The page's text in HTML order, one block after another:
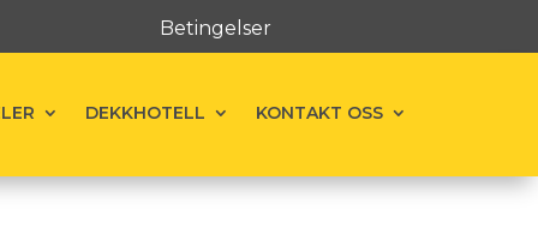
Betingelser
DEKKHOTELL KONTAKT OSS